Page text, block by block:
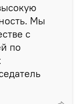
Мы
с
по